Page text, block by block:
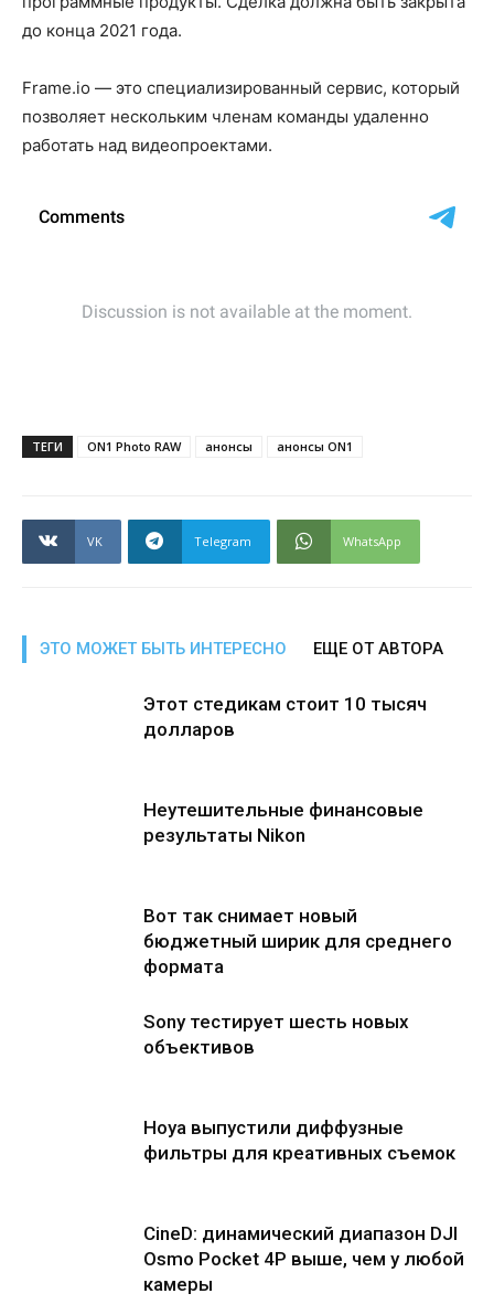
до конца 2021 года.
Frame.io — это специализированный сервис, который
позволяет нескольким членам команды удаленно
работать над видеопроектами.
ТЕГИ ON1 Photo RAW анонсы анонсы ON1
VK Telegram WhatsApp
ЭТО МОЖЕТ БЫТЬ ИНТЕРЕСНО ЕЩЕ ОТ АВТОРА
Этот стедикам стоит 10 тысяч
долларов
Неутешительные финансовые
результаты Nikon
Вот так снимает новый
бюджетный ширик для среднего
формата
Sony тестирует шесть новых
объективов
Hoya выпустили диффузные
фильтры для креативных съемок
CineD: динамический диапазон DJI
Osmo Pocket 4P выше, чем у любой
камеры